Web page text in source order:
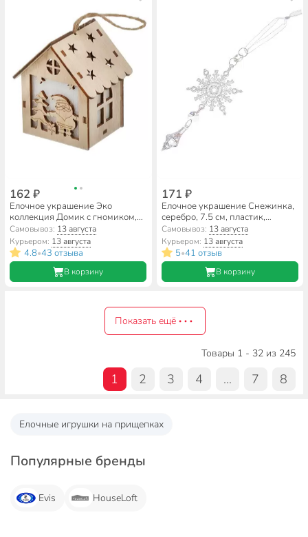
162 ₽
Елочное украшение Эко
коллекция Домик с гномиком,
6x8.7 см, МДФ, Y4-8480
Самовывоз: 13 августа
Курьером: 13 августа
4.8•43 отзыва
В корзину
171 ₽
Елочное украшение Снежинка,
серебро, 7.5 см, пластик,
SYYKLA-191921S
Самовывоз: 13 августа
Курьером: 13 августа
5•41 отзыв
В корзину
Показать ещё
Товары 1 - 32 из 245
1 2 3 4 ... 7 8
Елочные игрушки на прищепках
Популярные бренды
Evis HouseLoft